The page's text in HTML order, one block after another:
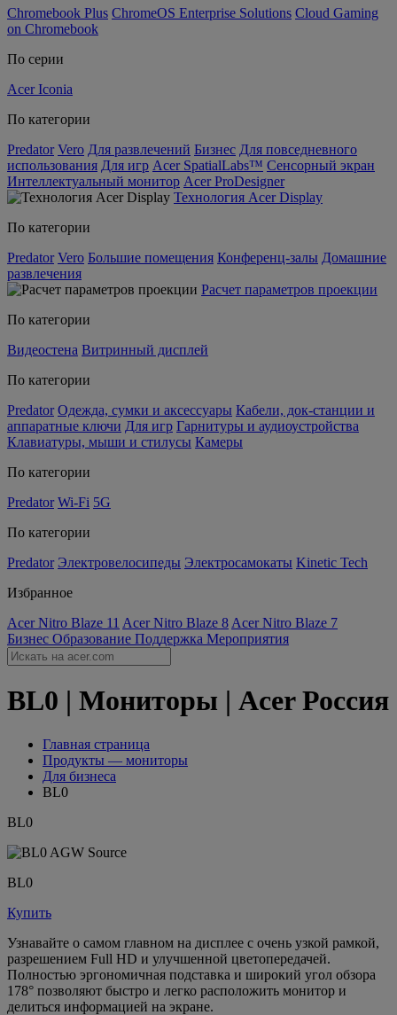
Chromebook Plus ChromeOS Enterprise Solutions Cloud Gaming
on Chromebook
По серии
Acer Iconia
По категории
Predator Vero Для развлечений Бизнес Для повседневного
использования Для игр Acer SpatialLabs™ Сенсорный экран
Интеллектуальный монитор Acer ProDesigner
Технология Acer Display
По категории
Predator Vero Большие помещения Конференц-залы Домашние
развлечения
Расчет параметров проекции
По категории
Видеостена Витринный дисплей
По категории
Predator Одежда, сумки и аксессуары Кабели, док-станции и
аппаратные ключи Для игр Гарнитуры и аудиоустройства
Клавиатуры, мыши и стилусы Камеры
По категории
Predator Wi-Fi 5G
По категории
Predator Электровелосипеды Электросамокаты Kinetic Tech
Избранное
Acer Nitro Blaze 11 Acer Nitro Blaze 8 Acer Nitro Blaze 7
Бизнес Образование Поддержка Мероприятия
BL0 | Мониторы | Acer Россия
Главная страница
Продукты — мониторы
Для бизнеса
BL0
BL0
BL0
Купить
Узнавайте о самом главном на дисплее с очень узкой рамкой,
разрешением Full HD и улучшенной цветопередачей.
Полностью эргономичная подставка и широкий угол обзора
178° позволяют быстро и легко расположить монитор и
делиться информацией на экране.